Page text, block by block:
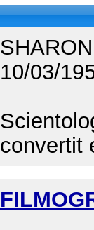
10/03/
convertit